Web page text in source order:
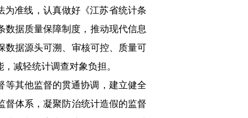
为准线，认真做好《江苏省统计条
数据质量保障制度，推动现代信息
数据源头可溯、审核可控、质量可
减轻统计调查对象负担。
等其他监督的贯通协调，建立健全
督体系，凝聚防治统计造假的监督